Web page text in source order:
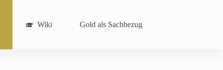
Wiki Gold als Sachbezug